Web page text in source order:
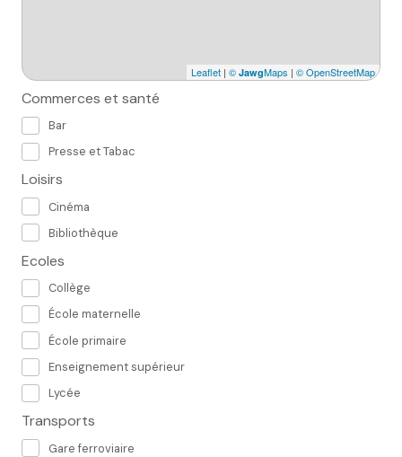
Leaflet | © JawgMaps | © OpenStreetMap
Commerces et santé
Bar
Presse et Tabac
Loisirs
Cinéma
Bibliothèque
Ecoles
Collège
École maternelle
École primaire
Enseignement supérieur
Lycée
Transports
Gare ferroviaire